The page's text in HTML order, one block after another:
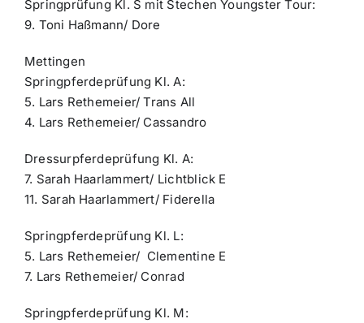
Springprüfung Kl. S mit Stechen Youngster Tour:
9. Toni Haßmann/ Dore
Mettingen
Springpferdeprüfung Kl. A:
5. Lars Rethemeier/ Trans All
4. Lars Rethemeier/ Cassandro
Dressurpferdeprüfung Kl. A:
7. Sarah Haarlammert/ Lichtblick E
11. Sarah Haarlammert/ Fiderella
Springpferdeprüfung Kl. L:
5. Lars Rethemeier/ Clementine E
7. Lars Rethemeier/ Conrad
Springpferdeprüfung Kl. M: